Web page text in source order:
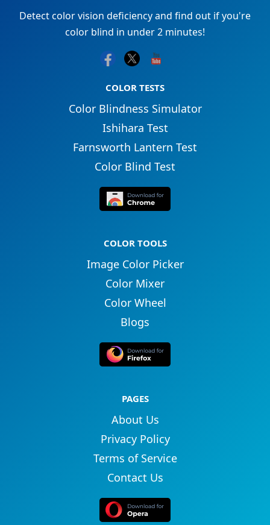
Detect color vision deficiency and find out if you're
color blind in under 2 minutes!
COLOR TESTS
Color Blindness Simulator
Ishihara Test
Farnsworth Lantern Test
Color Blind Test
COLOR TOOLS
Image Color Picker
Color Mixer
Color Wheel
Blogs
PAGES
About Us
Privacy Policy
Terms of Service
Contact Us